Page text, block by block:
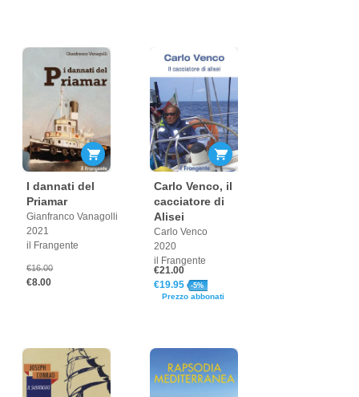
I dannati del
Priamar
Gianfranco Vanagolli
2021
il Frangente
€16.00
€8.00
Carlo Venco, il
cacciatore di
Alisei
Carlo Venco
2020
il Frangente
€21.00
€19.95 -5%
Prezzo abbonati